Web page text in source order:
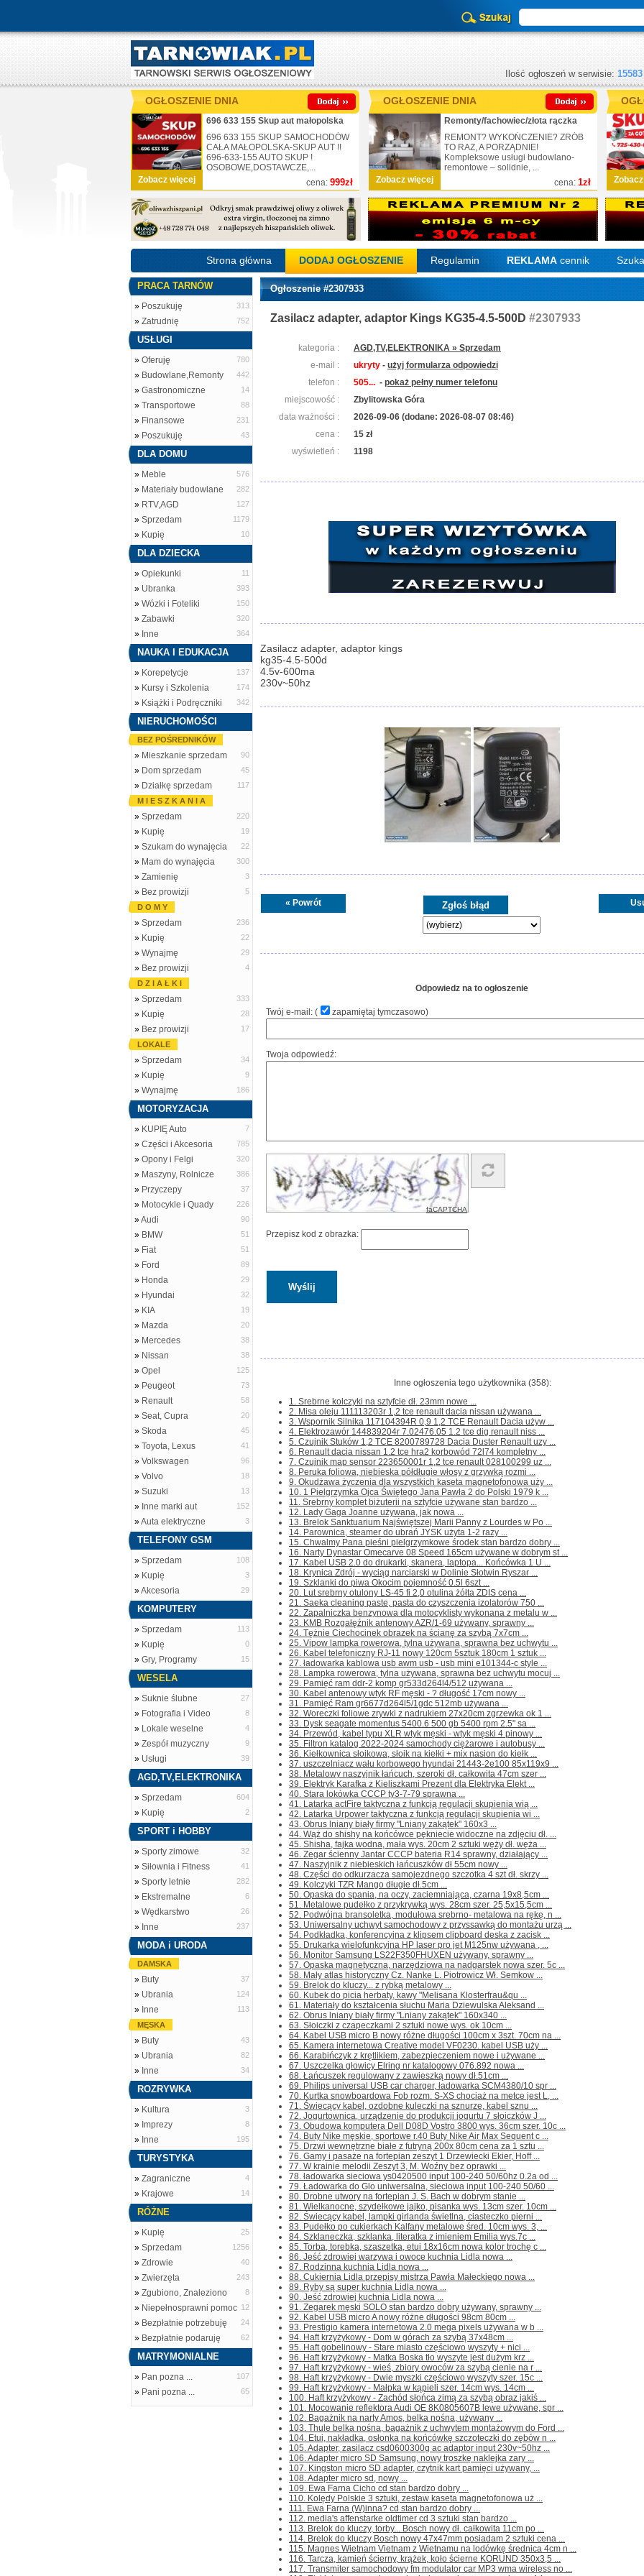
Ilość ogłoszeń w serwisie: 15583
OGŁOSZENIE DNIA
Zobacz więcej cena: 999zł
696 633 155 Skup aut małopolska
696 633 155 SKUP SAMOCHODÓW
CAŁA MAŁOPOLSKA-SKUP AUT !!
696-633-155 AUTO SKUP !
OSOBOWE,DOSTAWCZE,...
OGŁOSZENIE DNIA
Zobacz więcej cena: 1zł
Remonty/fachowiec/złota rączka
REMONT? WYKOŃCZENIE? ZRÓB
TO RAZ, A PORZĄDNIE!
Kompleksowe usługi budowlano-
remontowe – solidnie, ...
Strona główna DODAJ OGŁOSZENIE Regulamin REKLAMA cennik
PRACA TARNÓW
» Poszukuję 313
» Zatrudnię 752
USŁUGI
» Oferuję 780
» Budowlane,Remonty 442
» Gastronomiczne 14
» Transportowe 88
» Finansowe 231
» Poszukuję 43
DLA DOMU
» Meble 576
» Materiały budowlane 282
» RTV,AGD 127
» Sprzedam 1179
» Kupię 10
DLA DZIECKA
» Opiekunki 11
» Ubranka 393
» Wózki i Foteliki 150
» Zabawki 320
» Inne 364
NAUKA I EDUKACJA
» Korepetycje 137
» Kursy i Szkolenia 174
» Książki i Podręczniki 342
NIERUCHOMOŚCI
BEZ POŚREDNIKÓW
» Mieszkanie sprzedam 90
» Dom sprzedam 45
» Działkę sprzedam
117
M I E S Z K A N I A
» Sprzedam 220
» Kupię 19
» Szukam do wynajęcia 22
» Mam do wynajęcia 300
» Zamienię 3
» Bez prowizji
5
D O M Y
» Sprzedam 236
» Kupię 22
» Wynajmę 29
» Bez prowizji
4
D Z I A Ł K I
» Sprzedam 333
» Kupię 28
» Bez prowizji
17
LOKALE
» Sprzedam 34
» Kupię 9
» Wynajmę 186
MOTORYZACJA
» KUPIĘ Auto 7
» Części i Akcesoria 785
» Opony i Felgi 320
» Maszyny, Rolnicze 386
» Przyczepy 37
» Motocykle i Quady 226
»Audi 90
» BMW 51
» Fiat 51
» Ford 89
» Honda 29
» Hyundai 32
» KIA 19
» Mazda 20
» Mercedes 38
» Nissan 38
» Opel 125
» Peugeot 73
» Renault 58
» Seat, Cupra 20
» Skoda 45
» Toyota, Lexus 41
» Volkswagen 96
» Volvo 18
» Suzuki 13
» Inne marki aut 152
»Auta elektryczne 3
TELEFONY GSM
» Sprzedam 108
» Kupię 3
»Akcesoria 29
KOMPUTERY
» Sprzedam 113
» Kupię 0
» Gry, Programy 15
WESELA
» Suknie ślubne 27
» Fotografia i Video 8
» Lokale weselne 4
» Zespół muzyczny 9
» Usługi 39
AGD,TV,ELEKTRONIKA
» Sprzedam 604
» Kupię 2
SPORT i HOBBY
» Sporty zimowe 32
» Siłownia i Fitness 41
» Sporty letnie 282
» Ekstremalne 6
» Wędkarstwo 26
» Inne 237
MODA i URODA
DAMSKA
» Buty 37
» Ubrania 124
» Inne
113
MĘSKA
» Buty 43
» Ubrania 82
» Inne 34
ROZRYWKA
» Kultura 3
» Imprezy 8
» Inne 195
TURYSTYKA
» Zagraniczne 4
» Krajowe 14
RÓŻNE
» Kupię 25
» Sprzedam 1256
» Zdrowie 40
» Zwierzęta 243
» Zgubiono, Znaleziono 8
» Niepełnosprawni pomoc 12
» Bezpłatnie potrzebuję 24
» Bezpłatnie podaruję 62
MATRYMONIALNE
» Pan pozna ... 107
» Pani pozna ... 65
Ogłoszenie #2307933
Zasilacz adapter, adaptor Kings KG35-4.5-500D #2307933
kategoria :
AGD,TV,ELEKTRONIKA » Sprzedam
e-mail :
ukryty - użyj formularza odpowiedzi
telefon :
505... - pokaż pełny numer telefonu
miejscowość :
Zbylitowska Góra
data ważności :
2026-09-06 (dodane: 2026-08-07 08:46)
cena :
15 zł
wyświetleń :
1198
Zasilacz adapter, adaptor kings
kg35-4.5-500d
4.5v-600ma
230v~50hz
« Powrót
Odpowiedz na to ogłoszenie
Twój e-mail: ( zapamiętaj tymczasowo)
Twoja odpowiedź:
faCAPTCHA
Przepisz kod z obrazka:
Inne ogłoszenia tego użytkownika (358):
1. Srebrne kolczyki na sztyfcie dł. 23mm nowe ...
2. Misa oleju 111113203r 1,2 tce renault dacia nissan używana ...
3. Wspornik Silnika 117104394R 0,9 1,2 TCE Renault Dacia używ ...
4. Elektrozawór 144839204r 7.02476.05 1.2 tce dig renault niss ...
5. Czujnik Stuków 1,2 TCE 8200789728 Dacia Duster Renault uzy ...
6. Renault dacia nissan 1.2 tce hra2 korbowód 72l74 kompletny ...
7. Czujnik map sensor 223650001r 1,2 tce renault 028100299 uz ...
8. Peruka foliowa, niebieska półdługie włosy z grzywką rozmi ...
9. Okudżawa życzenia dla wszystkich kaseta magnetofonowa uży ...
10. 1 Pielgrzymka Ojca Świętego Jana Pawła 2 do Polski 1979 k ...
11. Srebrny komplet biżuterii na sztyfcie używane stan bardzo ...
12. Lady Gaga Joanne używana, jak nowa ...
13. Brelok Sanktuarium Najświętszej Marii Panny z Lourdes w Po ...
14. Parownica, steamer do ubrań JYSK użyta 1-2 razy ...
15. Chwalmy Pana pieśni pielgrzymkowe środek stan bardzo dobry ...
16. Narty Dynastar Omecarve 08 Speed 165cm używane w dobrym st ...
17. Kabel USB 2.0 do drukarki, skanera, laptopa... Końcówka 1 U ...
18. Krynica Zdrój - wyciąg narciarski w Dolinie Słotwin Ryszar ...
19. Szklanki do piwa Okocim pojemność 0.5l 6szt ...
20. Lut srebrny otulony LS-45 fi 2,0 otulina żółta ZDIS cena ...
21. Saeka cleaning paste, pasta do czyszczenia izolatorów 750 ...
22. Zapalniczka benzynowa dla motocyklisty wykonana z metalu w ...
23. KMB Rozgałęźnik antenowy AZR/1-69 używany, sprawny ...
24. Tężnie Ciechocinek obrazek na ścianę za szybą 7x7cm ...
25. Vipow lampka rowerowa, tylna używana, sprawna bez uchwytu ...
26. Kabel telefoniczny RJ-11 nowy 120cm 5sztuk 180cm 1 sztuk ...
27. ładowarka kablowa usb awm usb - usb mini e101344-c style ...
28. Lampka rowerowa, tylna używana, sprawna bez uchwytu mocuj ...
29. Pamięć ram ddr-2 komp gr533d264l4/512 używana ...
30. Kabel antenowy wtyk RF męski - ? długość 17cm nowy ...
31. Pamięć Ram gr6677d264l5/1gdc 512mb używana ...
32. Woreczki foliowe zrywki z nadrukiem 27x20cm zgrzewka ok 1 ...
33. Dysk seagate momentus 5400.6 500 gb 5400 rpm 2.5" sa ...
34. Przewód, kabel typu XLR wtyk męski - wtyk męski 4 pinowy ...
35. Filtron katalog 2022-2024 samochody ciężarowe i autobusy ...
36. Kiełkownica słoikowa, słoik na kiełki + mix nasion do kiełk ...
37. uszczelniacz wału korbowego hyundai 21443-2e100 85x119x9 ...
38. Metalowy naszyjnik łańcuch, szeroki dł. całkowita 47cm szer ...
39. Elektryk Karafka z Kieliszkami Prezent dla Elektryka Elekt ...
40. Stara lokówka CCCP ty3-7-79 sprawna ...
41. Latarka actFire taktyczna z funkcją regulacji skupienia wią ...
42. Latarka Urpower taktyczna z funkcją regulacji skupienia wi ...
43. Obrus lniany biały firmy "Lniany zakątek" 160x3 ...
44. Wąż do shishy na końcówce pękniecie widoczne na zdjęciu dł. ...
45. Shisha, fajka wodna, mała wys. 20cm 2 sztuki węży dł. węża ...
46. Zegar ścienny Jantar CCCP bateria R14 sprawny, działający ...
47. Naszyjnik z niebieskich łańcuszków dł 55cm nowy ...
48. Części do odkurzacza samojezdnego szczotka 4 szt dł. skrzy ...
49. Kolczyki TZR Mango długie dł.5cm ...
50. Opaska do spania, na oczy, zaciemniająca, czarna 19x8,5cm ...
51. Metalowe pudełko z przykrywką wys. 28cm szer. 25,5x15,5cm ...
52. Podwójna bransoletka, modułowa srebrno- metalowa na rękę, n ...
53. Uniwersalny uchwyt samochodowy z przyssawką do montażu urzą ...
54. Podkładka, konferencyjna z klipsem clipboard deska z zacisk ...
55. Drukarka wielofunkcyjna HP laser pro jet M125nw używana , ...
56. Monitor Samsung LS22F350FHUXEN używany, sprawny ...
57. Opaska magnetyczna, narzędziowa na nadgarstek nowa szer. 5c ...
58. Mały atlas historyczny Cz. Nanke L. Piotrowicz Wł. Semkow ...
59. Brelok do kluczy... z rybką metalowy ...
60. Kubek do picia herbaty, kawy "Melisana Klosterfrau&qu ...
61. Materiały do kształcenia słuchu Maria Dziewulska Aleksand ...
62. Obrus lniany biały firmy "Lniany zakątek" 160x340 ...
63. Słoiczki z czapeczkami 2 sztuki nowe wys. ok 10cm ...
64. Kabel USB micro B nowy różne długości 100cm x 3szt. 70cm na ...
65. Kamera internetowa Creative model VF0230. kabel USB uży ...
66. Karabińczyk z krętlikiem, zabezpieczeniem nowe i używane ...
67. Uszczelka głowicy Elring nr katalogowy 076.892 nowa ...
68. Łańcuszek regulowany z zawieszką nowy dł.51cm ...
69. Philips universal USB car charger, ładowarka SCM4380/10 spr ...
70. Kurtka snowboardowa Fob rozm. S-XS chociaż na metce jest L, ...
71. Świecący kabel, ozdobne kuleczki na sznurze, kabel sznu ...
72. Jogurtownica, urządzenie do produkcji jogurtu 7 słoiczków J ...
73. Obudowa komputera Dell D08D Vostro 3800 wys. 36cm szer. 10c ...
74. Buty Nike męskie, sportowe r.40 Buty Nike Air Max Sequent c ...
75. Drzwi wewnętrzne białe z futryną 200x 80cm cena za 1 sztu ...
76. Gamy i pasaże na fortepian zeszyt 1 Drzewiecki Ekier, Hoff ...
77. W krainie melodii Zeszyt 3, M. Woźny bez oprawki ...
78. ładowarka sieciowa ys0420500 input 100-240 50/60hz 0.2a od ...
79. Ładowarka do Glo uniwersalna, sieciowa input 100-240 50/60 ...
80. Drobne utwory na fortepian J. S. Bach w dobrym stanie ...
81. Wielkanocne, szydełkowe jajko, pisanka wys. 13cm szer. 10cm ...
82. Świecący kabel, lampki girlanda świetlna, ciasteczko pierni ...
83. Pudełko po cukierkach Kalfany metalowe śred. 10cm wys. 3, ...
84. Szklaneczka, szklanka, literatka z imieniem Emilia wys.7c ...
85. Torba, torebka, szaszetka, etui 18x16cm nowa kolor trochę c ...
86. Jeść zdrowiej warzywa i owoce kuchnia Lidla nowa ...
87. Rodzinna kuchnia Lidla nowa ...
88. Cukiernia Lidla przepisy mistrza Pawła Małeckiego nowa ...
89. Ryby są super kuchnia Lidla nowa ...
90. Jeść zdrowiej kuchnia Lidla nowa ...
91. Zegarek męski SOLO stan bardzo dobry używany, sprawny ...
92. Kabel USB micro A nowy różne długości 98cm 80cm ...
93. Prestigio kamera internetowa 2.0 mega pixels używana w b ...
94. Haft krzyżykowy - Dom w górach za szybą 37x48cm ...
95. Haft gobelinowy - Stare miasto częściowo wyszyty + nici ...
96. Haft krzyżykowy - Matka Boska tło wyszyte jest dużym krz ...
97. Haft krzyżykowy - wieś, zbiory owoców za szybą cienie na r ...
98. Haft krzyżykowy - Dwie myszki częściowo wyszyty szer. 15c ...
99. Haft krzyżykowy - Małpka w kąpieli szer. 14cm wys. 14cm ...
100. Haft krzyżykowy - Zachód słońca zimą za szybą obraz jakiś ...
101. Mocowanie reflektora Audi OE 8K0805607B lewe używane, spr ...
102. Bagażnik na narty Amos, belka nośna, używany ...
103. Thule belka nośna, bagażnik z uchwytem montażowym do Ford ...
104. Etui, nakładka, osłonka na końcówkę szczoteczki do zębów n ...
105. Adapter, zasilacz csd0600300g ac adaptor input 230v~50hz ...
106. Adapter micro SD Samsung, nowy troszkę naklejka zary ...
107. Kingston micro SD adapter, czytnik kart pamięci używany, ...
108. Adapter micro sd, nowy ...
109. Ewa Farna Cicho cd stan bardzo dobry ...
110. Kolędy Polskie 3 sztuki, zestaw kaseta magnetofonowa uż ...
111. Ewa Farna (W)inna? cd stan bardzo dobry ...
112. media's affenstarke oldtimer cd 3 sztuki stan bardzo ...
113. Brelok do kluczy, torby... Bosch nowy dł. całkowita 11cm po ...
114. Brelok do kluczy Bosch nowy 47x47mm posiadam 2 sztuki cena ...
115. Magnes Wietnam Vietnam z Wietnamu na lodówkę średnica 4cm n ...
116. Tarcza, kamień ścierny, krążek, koło ścierne KORUND 350x3,5 ...
117. Transmiter samochodowy fm modulator car MP3 wma wireless no ...